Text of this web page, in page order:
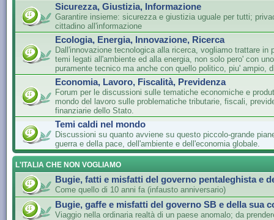
Sicurezza, Giustizia, Informazione
Garantire insieme: sicurezza e giustizia uguale per tutti;
cittadino all'informazione
Ecologia, Energia, Innovazione, Ricerca
Dall'innovazione tecnologica alla ricerca, vogliamo trattare in
temi legati all'ambiente ed alla energia, non solo pero' con
puramente tecnico ma anche con quello politico, piu' ampio,
Economia, Lavoro, Fiscalità, Previdenza
Forum per le discussioni sulle tematiche economiche e
mondo del lavoro sulle problematiche tributarie, fiscali,
finanziarie dello Stato.
Temi caldi nel mondo
Discussioni su quanto avviene su questo piccolo-grande
guerra e della pace, dell'ambiente e dell'economia globale.
L'ITALIA CHE NON VOGLIAMO
Bugie, fatti e misfatti del governo pentaleghista e
Come quello di 10 anni fa (infausto anniversario)
Bugie, gaffe e misfatti del governo SB e della sua
Viaggio nella ordinaria realtà di un paese anomalo; da